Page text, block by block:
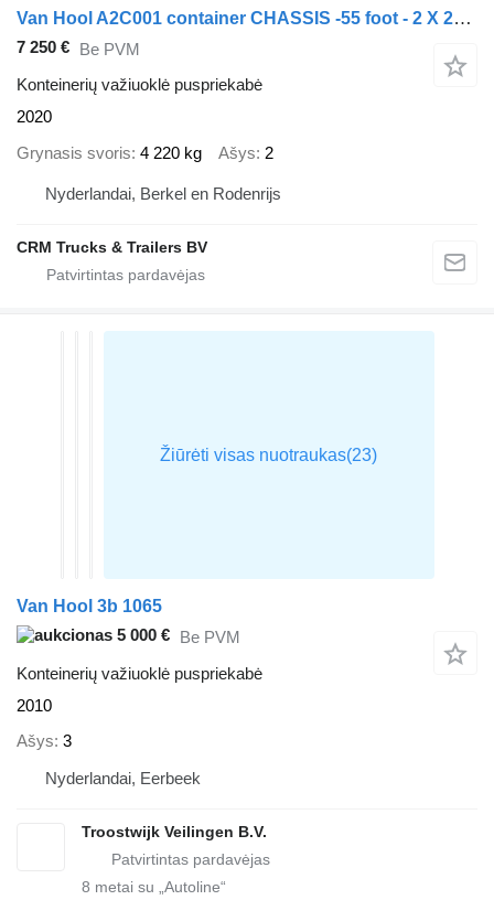
Van Hool A2C001 container CHASSIS -55 foot - 2 X 20 FOOT 45 ft 40 ft. -BP
7 250 € Be PVM
Konteinerių važiuoklė puspriekabė
2020
Grynasis svoris 4 220 kg Ašys 2
Nyderlandai, Berkel en Rodenrijs
CRM Trucks & Trailers BV
Van Hool 3b 1065
5 000 € Be PVM
Konteinerių važiuoklė puspriekabė
2010
Ašys 3
Nyderlandai, Eerbeek
Troostwijk Veilingen B.V.
8 metai su „Autoline“